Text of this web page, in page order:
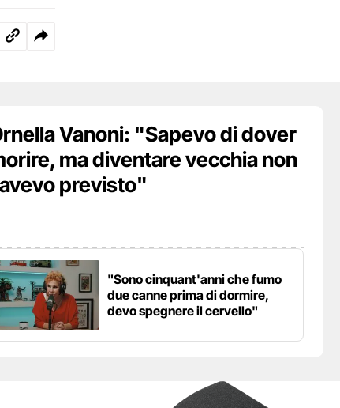
Vanoni: "Sapevo di dover
ma diventare vecchia non
previsto"
"Sono cinquant'anni che fumo
due canne prima di dormire,
devo spegnere il cervello"